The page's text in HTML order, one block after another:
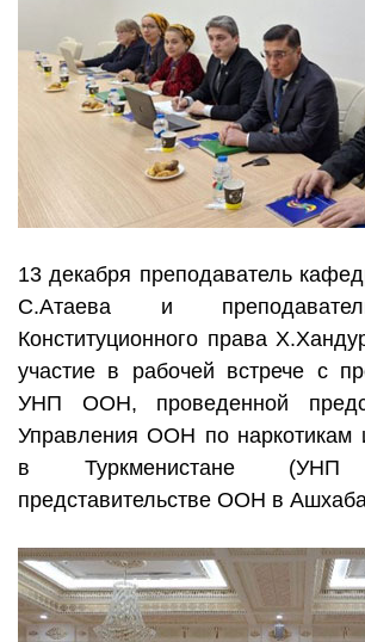
13 декабря преподаватель
С.Атаева и
Конституционного права
участие в рабочей встрече с
УНП ООН, проведенной
Управления ООН по наркотикам
в Туркменистане
представительстве ООН в